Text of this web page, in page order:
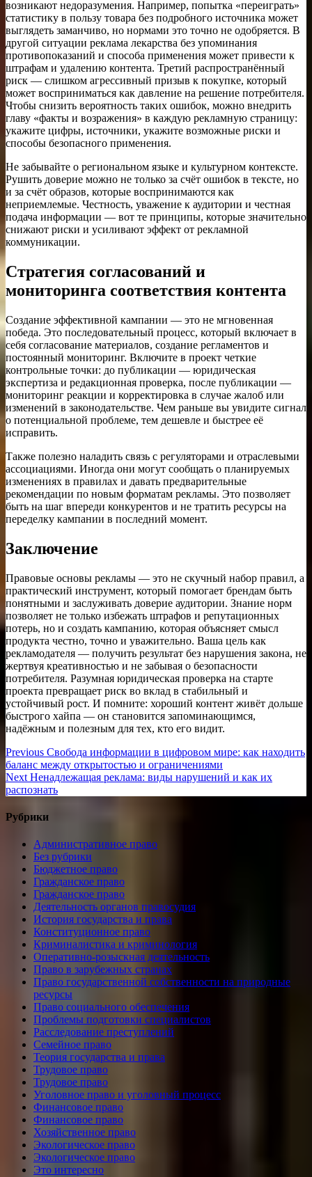
возникают недоразумения. Например, попытка «переиграть»
статистику в пользу товара без подробного источника может
выглядеть заманчиво, но нормами это точно не одобряется. В
другой ситуации реклама лекарства без упоминания
противопоказаний и способа применения может привести к
штрафам и удалению контента. Третий распространённый
риск — слишком агрессивный призыв к покупке, который
может восприниматься как давление на решение потребителя.
Чтобы снизить вероятность таких ошибок, можно внедрить
главу «факты и возражения» в каждую рекламную страницу:
укажите цифры, источники, укажите возможные риски и
способы безопасного применения.
Не забывайте о региональном языке и культурном контексте.
Рушить доверие можно не только за счёт ошибок в тексте, но
и за счёт образов, которые воспринимаются как
неприемлемые. Честность, уважение к аудитории и честная
подача информации — вот те принципы, которые значительно
снижают риски и усиливают эффект от рекламной
коммуникации.
Стратегия согласований и
мониторинга соответствия контента
Создание эффективной кампании — это не мгновенная
победа. Это последовательный процесс, который включает в
себя согласование материалов, создание регламентов и
постоянный мониторинг. Включите в проект четкие
контрольные точки: до публикации — юридическая
экспертиза и редакционная проверка, после публикации —
мониторинг реакции и корректировка в случае жалоб или
изменений в законодательстве. Чем раньше вы увидите сигнал
о потенциальной проблеме, тем дешевле и быстрее её
исправить.
Также полезно наладить связь с регуляторами и отраслевыми
ассоциациями. Иногда они могут сообщать о планируемых
изменениях в правилах и давать предварительные
рекомендации по новым форматам рекламы. Это позволяет
быть на шаг впереди конкурентов и не тратить ресурсы на
переделку кампании в последний момент.
Заключение
Правовые основы рекламы — это не скучный набор правил, а
практический инструмент, который помогает брендам быть
понятными и заслуживать доверие аудитории. Знание норм
позволяет не только избежать штрафов и репутационных
потерь, но и создать кампанию, которая объясняет смысл
продукта честно, точно и уважительно. Ваша цель как
рекламодателя — получить результат без нарушения закона, не
жертвуя креативностью и не забывая о безопасности
потребителя. Разумная юридическая проверка на старте
проекта превращает риск во вклад в стабильный и
устойчивый рост. И помните: хороший контент живёт дольше
быстрого хайпа — он становится запоминающимся,
надёжным и полезным для тех, кто его видит.
Навигация
по
записям
Previous Previous
post:
Свобода информации в цифровом мире: как находить
баланс между открытостью и ограничениями
Next Next
post:
Ненадлежащая реклама: виды нарушений и как их
распознать
Рубрики
Административное право
Без рубрики
Бюджетное право
Гражданское право
Гражданское право
Деятельность органов правосудия
История государства и права
Конституционное право
Криминалистика и криминология
Оперативно-розыскная деятельность
Право в зарубежных странах
Право государственной собственности на природные
ресурсы
Право социального обеспечения
Проблемы подготовки специалистов
Расследование преступлений
Семейное право
Теория государства и права
Трудовое право
Трудовое право
Уголовное право и уголовный процесс
Финансовое право
Финансовое право
Хозяйственное право
Экологическое право
Экологическое право
Это интересно